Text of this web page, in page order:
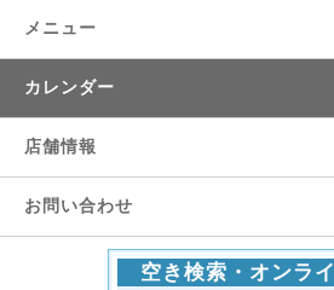
メニュー
カレンダー
店舗情報
お問い合わせ